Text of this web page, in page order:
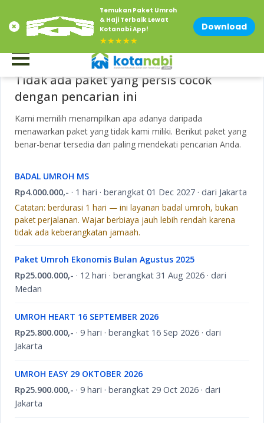
Temukan Paket Umroh
& Haji Terbaik Lewat
Kotanabi App!
★★★★★
Download
Contact Us at 0856-1500-883 Email : info@kotanabi.com
Umroh Ramadhan 1446
Tidak ada paket yang persis cocok
dengan pencarian ini
Kami memilih menampilkan apa adanya daripada
menawarkan paket yang tidak kami miliki. Berikut paket yang
benar-benar tersedia dan paling mendekati pencarian Anda.
BADAL UMROH MS
Rp4.000.000,- · 1 hari · berangkat 01 Dec 2027 · dari Jakarta
Catatan: berdurasi 1 hari — ini layanan badal umroh, bukan
paket perjalanan. Wajar berbiaya jauh lebih rendah karena
tidak ada keberangkatan jamaah.
Paket Umroh Ekonomis Bulan Agustus 2025
Rp25.000.000,- · 12 hari · berangkat 31 Aug 2026 · dari
Medan
UMROH HEART 16 SEPTEMBER 2026
Rp25.800.000,- · 9 hari · berangkat 16 Sep 2026 · dari
Jakarta
UMROH EASY 29 OKTOBER 2026
Rp25.900.000,- · 9 hari · berangkat 29 Oct 2026 · dari
Jakarta